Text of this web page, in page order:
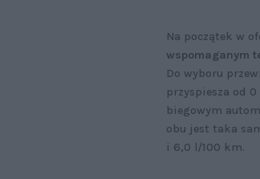
Na początek w
wspomaganym
Do wyboru
przyspiesza od
biegowym
obu jest taka
i 6,0 l/100 km.